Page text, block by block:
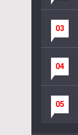
03
04
05